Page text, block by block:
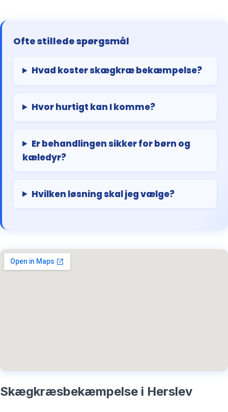
Ofte stillede spørgsmål
Hvad koster skægkræ bekæmpelse?
Hvor hurtigt kan I komme?
Er behandlingen sikker for børn og
kæledyr?
Hvilken løsning skal jeg vælge?
Skægkræsbekæmpelse i Herslev